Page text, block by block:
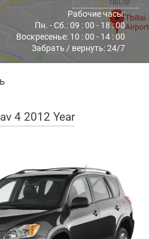
Рабочие часы:
Пн. - Cб.: 09 : 00 - 18 : 00
Воскресенье: 10 : 00 - 14 : 00
Забрать / вернуть: 24/7
4 2012 Year